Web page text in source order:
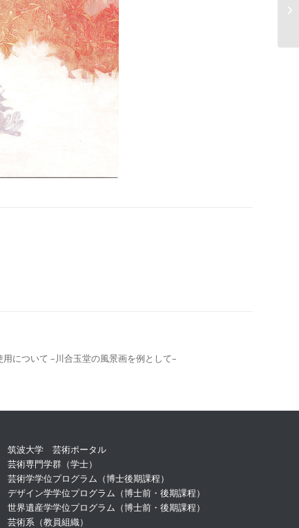
用について–川合玉堂の風景画を例として–
筑波大学 芸術ポータル
芸術専門学群（学士）
芸術学学位プログラム（博士後期課程）
デザイン学学位プログラム（博士前・後期課程）
世界遺産学学位プログラム（博士前・後期課程）
芸術系（教員組織）